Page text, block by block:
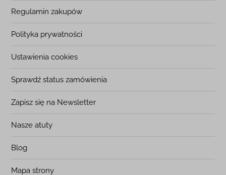
Regulamin zakupów
Polityka prywatności
Ustawienia cookies
Sprawdź status zamówienia
Zapisz się na Newsletter
Nasze atuty
Blog
Mapa strony